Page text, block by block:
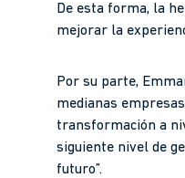
De esta forma, la
mejorar la
Por su parte,
medianas
transformación a
siguiente nivel de
futuro”.